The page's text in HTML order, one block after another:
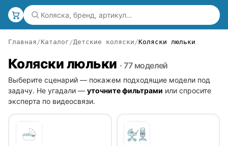
Главная Каталог Детские коляски Коляски люльки
Коляски люльки · 77 моделей
Выберите сценарий — покажем подходящие модели под
задачу. Не угадали — уточните фильтрами или спросите
эксперта по видеосвязи.